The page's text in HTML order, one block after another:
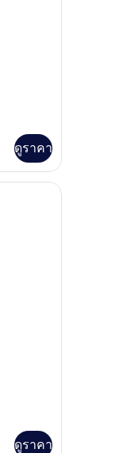
ดูราคา
ยม, มินิบาร์, ตู้นิรภัยในห้
ดูราคา